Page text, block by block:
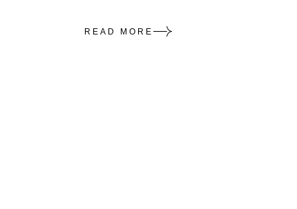
READ MORE